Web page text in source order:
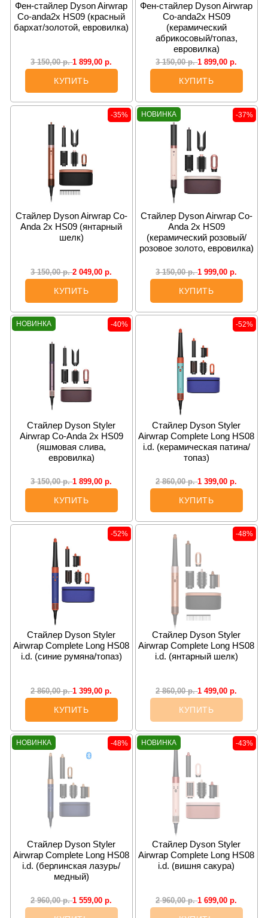
Фен-стайлер Dyson Airwrap
Co-anda2x HS09 (красный
бархат/золотой, евровилка)
3 150,00р. 1 899,00р.
КУПИТЬ
Фен-стайлер Dyson Airwrap
Co-anda2x HS09
(керамический
абрикосовый/топаз,
евровилка)
3 150,00р. 1 899,00р.
КУПИТЬ
-35%
Стайлер Dyson Airwrap Co-
Anda 2x HS09 (янтарный
шелк)
3 150,00р. 2 049,00р.
КУПИТЬ
-37%
НОВИНКА
Cтайлер Dyson Airwrap Co-
Anda 2x HS09
(керамический розовый/
розовое золото, евровилка)
3 150,00р. 1 999,00р.
КУПИТЬ
-40%
НОВИНКА
Cтайлер Dyson Styler
Airwrap Co-Anda 2x HS09
(яшмовая слива,
евровилка)
3 150,00р. 1 899,00р.
КУПИТЬ
-52%
Cтайлер Dyson Styler
Airwrap Complete Long HS08
i.d. (керамическая патина/
топаз)
2 860,00р. 1 399,00р.
КУПИТЬ
-52%
Стайлер Dyson Styler
Airwrap Complete Long HS08
i.d. (синие румяна/топаз)
2 860,00р. 1 399,00р.
КУПИТЬ
-48%
Стайлер Dyson Styler
Airwrap Complete Long HS08
i.d. (янтарный шелк)
2 860,00р. 1 499,00р.
КУПИТЬ
-48%
НОВИНКА
Cтайлер Dyson Styler
Airwrap Complete Long HS08
i.d. (берлинская лазурь/
медный)
2 960,00р. 1 559,00р.
-43%
НОВИНКА
Cтайлер Dyson Styler
Airwrap Complete Long HS08
i.d. (вишня сакура)
2 960,00р. 1 699,00р.